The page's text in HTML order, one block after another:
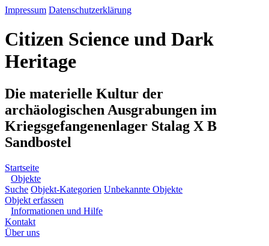
Impressum Datenschutzerklärung
Citizen Science und Dark
Heritage
Die materielle Kultur der
archäologischen Ausgrabungen im
Kriegsgefangenenlager Stalag X B
Sandbostel
Startseite
Objekte
Suche Objekt-Kategorien Unbekannte Objekte
Objekt erfassen
Informationen und Hilfe
Kontakt
Über uns